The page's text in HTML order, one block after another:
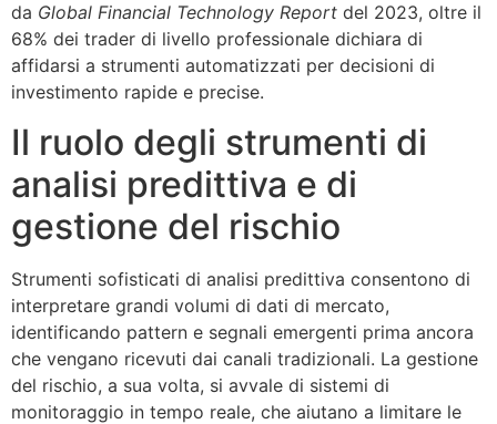
da Global Financial Technology Report del 2023, oltre il
68% dei trader di livello professionale dichiara di
affidarsi a strumenti automatizzati per decisioni di
investimento rapide e precise.
Il ruolo degli strumenti di
analisi predittiva e di
gestione del rischio
Strumenti sofisticati di analisi predittiva consentono di
interpretare grandi volumi di dati di mercato,
identificando pattern e segnali emergenti prima ancora
che vengano ricevuti dai canali tradizionali. La gestione
del rischio, a sua volta, si avvale di sistemi di
monitoraggio in tempo reale, che aiutano a limitare le